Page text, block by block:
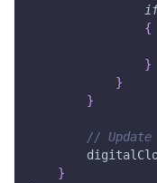
{
}
}
}
//
}